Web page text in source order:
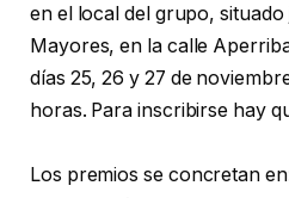
en el local del grupo,
Mayores, en la calle
días 25, 26 y 27 de
horas. Para inscribirse hay
Los premios se concretan